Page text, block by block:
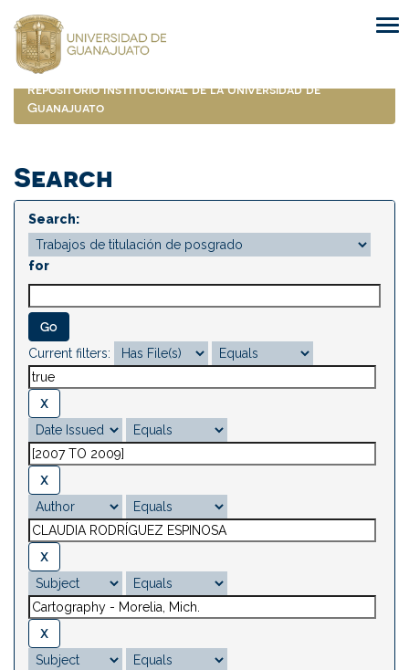
navigation
Repositorio Institucional de la Universidad de
Guanajuato
Search
Search:
for
Current filters: